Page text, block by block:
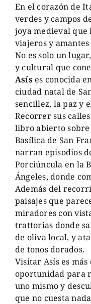
En el corazón de
verdes y campos
joya medieval que
viajeros y
No es solo un
y cultural que
Asíses conocida
ciudad natal de
sencillez, la paz y
Recorrer sus
libro abierto sobre
Basílica de San
narran episodios
Porciúncula en la
Ángeles, donde
Además del
paisajes que
miradores con
trattorias donde
de oliva local, y
de tonos dorados.
Visitar Asís es
oportunidad para
uno mismo y
que no cuesta